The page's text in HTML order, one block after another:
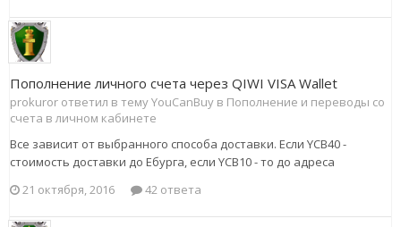
Пополнение личного счета через QIWI VISA Wallet
prokuror ответил в тему YouCanBuy в Пополнение и переводы со
счета в личном кабинете
Все зависит от выбранного способа доставки. Если YCB40 -
стоимость доставки до Ебурга, если YCB10 - то до адреса
21 октября, 2016
42 ответа